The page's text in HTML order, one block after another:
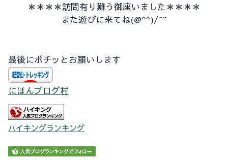
＊＊＊＊訪問有り難う御座いました＊＊＊＊
また遊びに来てね(@^^)/~~
最後にポチッとお願いします
にほんブログ村
ハイキングランキング